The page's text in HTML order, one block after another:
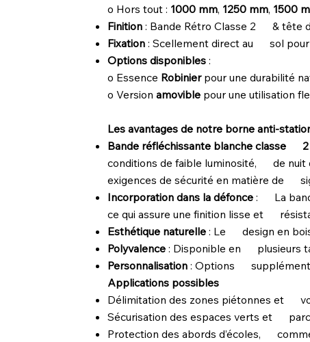
o Hors tout : 1000 mm, 1250 mm, 1500
Finition : Bande Rétro Classe 2 & tête
Fixation : Scellement direct au sol pour
Options disponibles :
o Essence Robinierpour une durabilité
o Versionamovible pour une utilisation
Les avantages de notre borne anti-
Bande réfléchissante blanche classe 2
conditions de faible luminosité, de nuit
exigences de sécurité en matière de
Incorporation dans la défonce : La
ce qui assure une finition lisse et
Esthétique naturelle : Le design en bois
Polyvalence : Disponible en plusieurs
Personnalisation : Options
Applications possibles
Délimitation des zones piétonnes et
Sécurisation des espaces verts et
Protection des abords d’écoles,